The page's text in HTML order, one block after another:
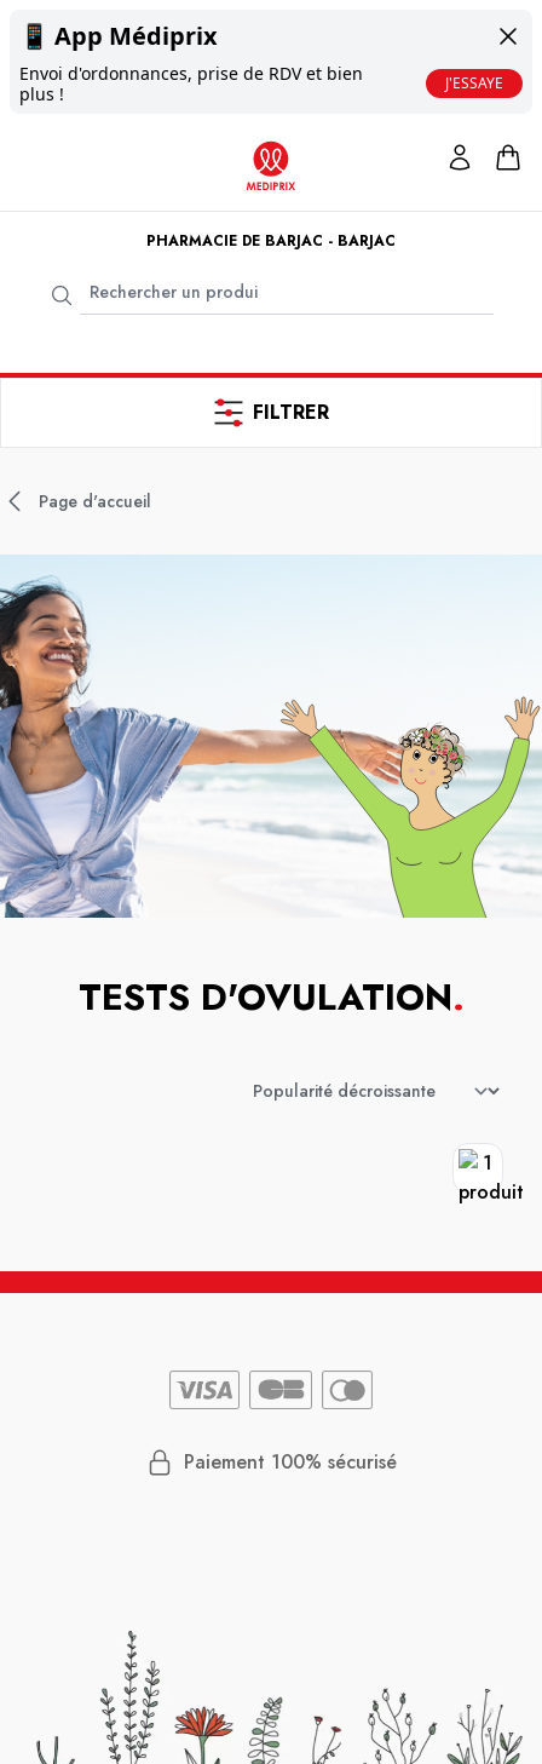
📱 App Médiprix
Envoi d'ordonnances, prise de RDV et bien
plus !
J'ESSAYE
PHARMACIE DE BARJAC - BARJAC
FILTRER
Page d'accueil
TESTS D'OVULATION.
Paiement 100% sécurisé